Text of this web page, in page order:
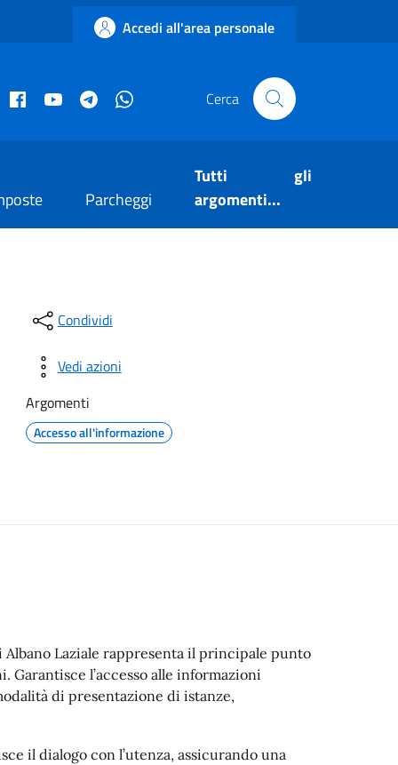
Accedi all'area personale
istituzionale
Facebook museo civico
YouTube Telegram Cerca
Parcheggi
Tutti gli
argomenti...
Condividi
Vedi azioni
Argomenti
Accesso all'informazione
Albano Laziale rappresenta il principale punto
l’accesso alle informazioni
di presentazione di istanze,
il dialogo con l’utenza, assicurando una